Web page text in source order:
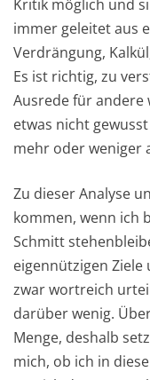
Kritik möglich und
immer geleitet aus
Verdrängung,
Es ist richtig, zu
Ausrede für andere
etwas nicht
mehr oder weniger
Zu dieser Analyse
kommen, wenn ich
Schmitt
eigennützigen
zwar wortreich
darüber wenig.
Menge, deshalb
mich, ob ich in